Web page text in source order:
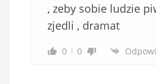
, zeby sobie ludzie
zjedli , dramat
0 0